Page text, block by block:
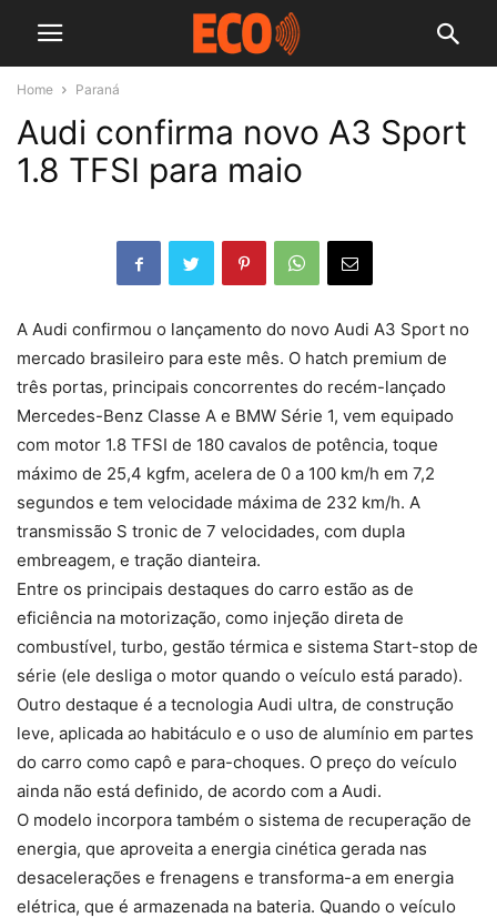
Home Paraná
Audi confirma novo A3 Sport
1.8 TFSI para maio
A Audi confirmou o lançamento do novo Audi A3 Sport no
mercado brasileiro para este mês. O hatch premium de
três portas, principais concorrentes do recém-lançado
Mercedes-Benz Classe A e BMW Série 1, vem equipado
com motor 1.8 TFSI de 180 cavalos de potência, toque
máximo de 25,4 kgfm, acelera de 0 a 100 km/h em 7,2
segundos e tem velocidade máxima de 232 km/h. A
transmissão S tronic de 7 velocidades, com dupla
embreagem, e tração dianteira.
Entre os principais destaques do carro estão as de
eficiência na motorização, como injeção direta de
combustível, turbo, gestão térmica e sistema Start-stop de
série (ele desliga o motor quando o veículo está parado).
Outro destaque é a tecnologia Audi ultra, de construção
leve, aplicada ao habitáculo e o uso de alumínio em partes
do carro como capô e para-choques. O preço do veículo
ainda não está definido, de acordo com a Audi.
O modelo incorpora também o sistema de recuperação de
energia, que aproveita a energia cinética gerada nas
desacelerações e frenagens e transforma-a em energia
elétrica, que é armazenada na bateria. Quando o veículo